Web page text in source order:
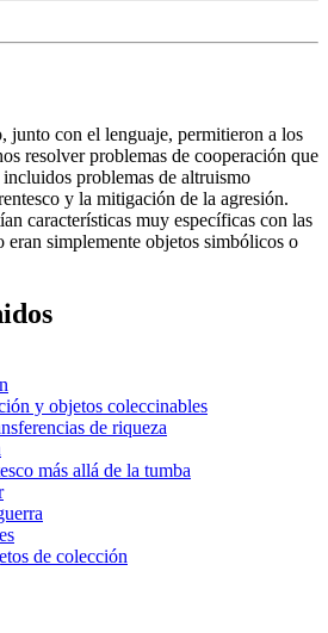
junto con el lenguaje, permitieron a los
resolver problemas de cooperación que
problemas de altruismo
y la mitigación de la agresión.
características muy específicas con las
eran simplemente objetos simbólicos o
y objetos coleccinables
de riqueza
más allá de la tumba
de colección